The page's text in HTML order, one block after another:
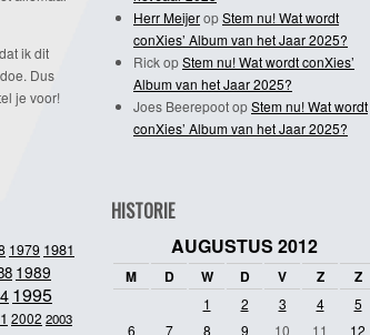
ik dit
Dus
je voor!
Herr MeijeropStem nu! Wat wordt
conXies’ Album van het Jaar 2025?
RickopStem nu! Wat wordt conXies’
Album van het Jaar 2025?
Joes BeerepootopStem nu! Wat wordt
conXies’ Album van het Jaar 2025?
1979 1981
1989
1995
2002 2003
HISTORIE
AUGUSTUS 2012
M D W D V Z Z
1 2 3 4
5
6
7 8 9 10 11 12